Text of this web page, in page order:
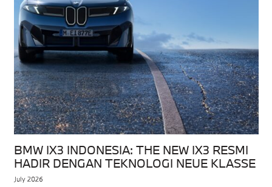
BMW IX3 INDONESIA: THE NEW IX3 RESMI
HADIR DENGAN TEKNOLOGI NEUE KLASSE
July 2026